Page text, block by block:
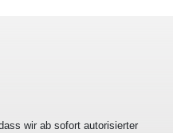
wir ab sofort autorisierter